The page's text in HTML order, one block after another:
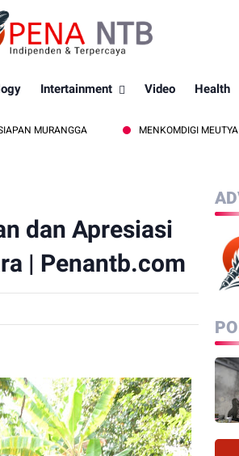
Intertainment Video Health
MENKOMDIGI MEUTYA HAFID:
dan Apresiasi
| Penantb.com